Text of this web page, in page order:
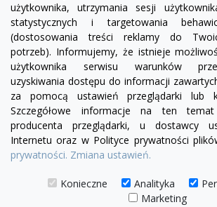
Facebook
użytkownika, utrzymania sesji
statystycznych i targetowania
(dostosowania treści reklamy do
potrzeb). Informujemy, że istnieje
użytkownika serwisu warunków
uzyskiwania dostępu do informacji
za pomocą ustawień przeglądarki lub
Szczegółowe informacje na ten
producenta przeglądarki, u dostawcy
Internetu oraz w Polityce prywatności
prywatności. Zmiana ustawień.
Konieczne Analityka
Marketing
PRODUKTY
INFORMACJE